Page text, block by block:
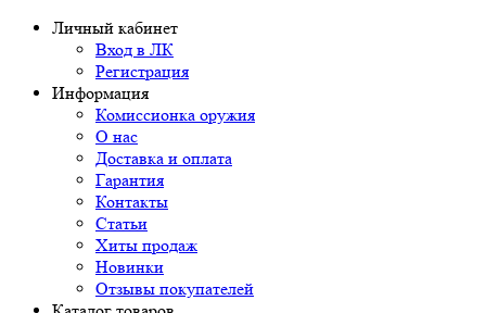
Личный кабинет
Вход в ЛК
Регистрация
Информация
Комиссионка оружия
О нас
Доставка и оплата
Гарантия
Контакты
Статьи
Хиты продаж
Новинки
Отзывы покупателей